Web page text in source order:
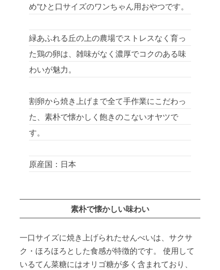
め”ひと口サイズのワンちゃん用おやつです。
緑あふれる丘の上の農場でストレスなく育っ
た鶏の卵は、雑味がなく濃厚でコクのある味
わいが魅力。
割卵から焼き上げまで全て手作業にこだわっ
た、素朴で懐かしく飽きのこないオヤツで
す。
原産国：日本
素朴で懐かしい味わい
一口サイズに焼き上げられたせんべいは、サクサ
ク・ほろほろとした食感が特徴的です。 使用して
いるてん菜糖にはオリゴ糖が多く含まれており、